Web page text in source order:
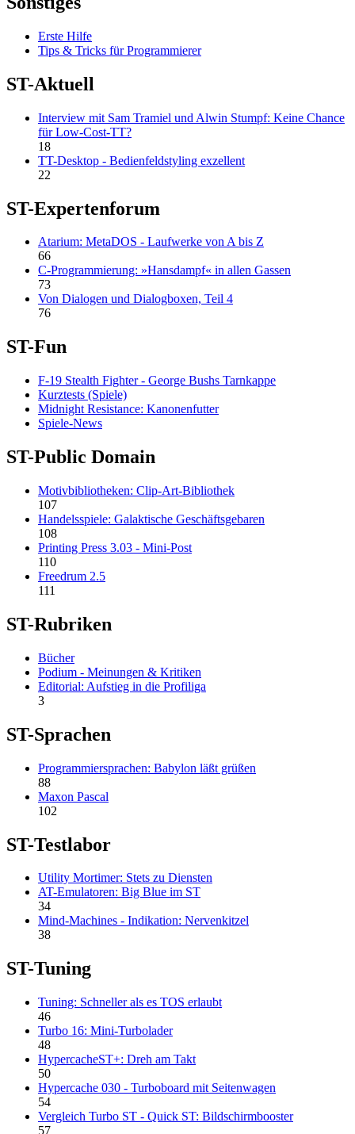
Erste Hilfe
Tips & Tricks für Programmierer
ST-Aktuell
Interview mit Sam Tramiel und Alwin Stumpf: Keine Chance
für Low-Cost-TT?
18
TT-Desktop - Bedienfeldstyling exzellent
22
ST-Expertenforum
Atarium: MetaDOS - Laufwerke von A bis Z
66
C-Programmierung: »Hansdampf« in allen Gassen
73
Von Dialogen und Dialogboxen, Teil 4
76
ST-Fun
F-19 Stealth Fighter - George Bushs Tarnkappe
Kurztests (Spiele)
Midnight Resistance: Kanonenfutter
Spiele-News
ST-Public Domain
Motivbibliotheken: Clip-Art-Bibliothek
107
Handelsspiele: Galaktische Geschäftsgebaren
108
Printing Press 3.03 - Mini-Post
110
Freedrum 2.5
111
ST-Rubriken
Bücher
Podium - Meinungen & Kritiken
Editorial: Aufstieg in die Profiliga
3
ST-Sprachen
Programmiersprachen: Babylon läßt grüßen
88
Maxon Pascal
102
ST-Testlabor
Utility Mortimer: Stets zu Diensten
AT-Emulatoren: Big Blue im ST
34
Mind-Machines - Indikation: Nervenkitzel
38
ST-Tuning
Tuning: Schneller als es TOS erlaubt
46
Turbo 16: Mini-Turbolader
48
HypercacheST+: Dreh am Takt
50
Hypercache 030 - Turboboard mit Seitenwagen
54
Vergleich Turbo ST - Quick ST: Bildschirmbooster
57